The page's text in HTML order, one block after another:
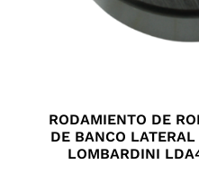
RODAMIENTO DE
DE BANCO
LOMBARDINI